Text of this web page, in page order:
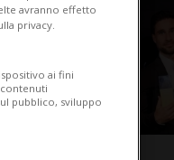
avranno effetto
privacy.
ai fini
pubblico, sviluppo